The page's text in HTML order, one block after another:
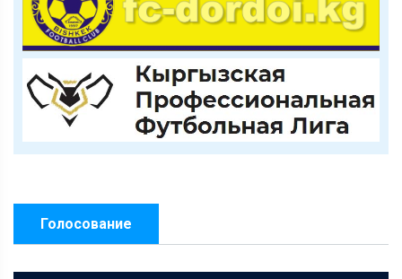
Голосование